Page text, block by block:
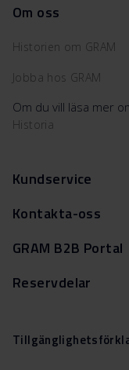
Om oss
Historien om GRAM
Jobba hos GRAM
Om du vill läsa mer
Historia
Kundservice
Kontakta-oss
GRAM B2B Portal
Reservdelar